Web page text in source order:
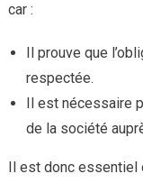
car :
Il prouve que
respectée.
Il est nécessaire
de la société
Il est donc